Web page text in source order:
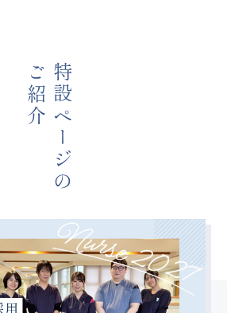
特設ページの
ご紹介